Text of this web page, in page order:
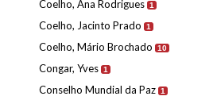
Coelho, Ana Rodrigues 1
Coelho, Jacinto Prado 1
Coelho, Mário Brochado 10
Congar, Yves 1
Conselho Mundial da Paz 1